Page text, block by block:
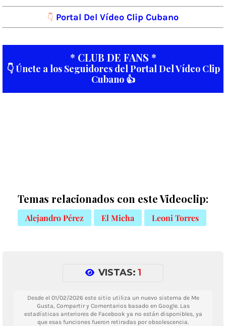
👇 Portal Del Vídeo Clip Cubano
* CLUB DE FANS *
👇 Únete a los Seguidores del Portal Del Vídeo Clip
Cubano 👍
Temas relacionados con este Videoclip:
Alejandro Pérez El Micha Leoni Torres
VISTAS: 1
Desde el 01/02/2026 este sitio utiliza un nuevo sistema de Me
Gusta, Compartir y Comentarios basado en Google. Las
estadísticas anteriores de Facebook ya no están disponibles, ya
que esas funciones fueron retiradas por obsolescencia.